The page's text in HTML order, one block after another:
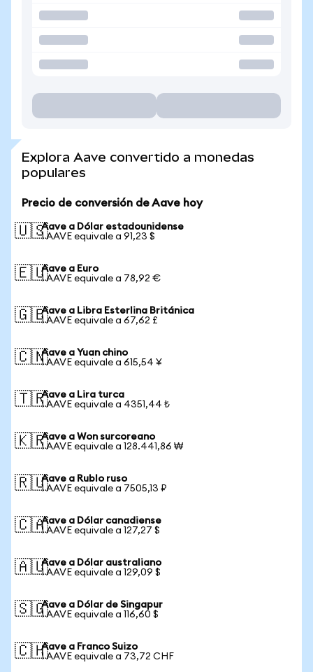
Explora Aave convertido a monedas
populares
Precio de conversión de Aave hoy
🇺🇸Aave a Dólar estadounidense
1 AAVE equivale a 91,23 $
🇪🇺Aave a Euro
1 AAVE equivale a 78,92 €
🇬🇧Aave a Libra Esterlina Británica
1 AAVE equivale a 67,62 £
🇨🇳Aave a Yuan chino
1 AAVE equivale a 615,54 ¥
🇹🇷Aave a Lira turca
1 AAVE equivale a 4351,44 ₺
🇰🇷Aave a Won surcoreano
1 AAVE equivale a 128.441,86 ₩
🇷🇺Aave a Rublo ruso
1 AAVE equivale a 7505,13 ₽
🇨🇦Aave a Dólar canadiense
1 AAVE equivale a 127,27 $
🇦🇺Aave a Dólar australiano
1 AAVE equivale a 129,09 $
🇸🇬Aave a Dólar de Singapur
1 AAVE equivale a 116,60 $
🇨🇭Aave a Franco Suizo
1 AAVE equivale a 73,72 CHF